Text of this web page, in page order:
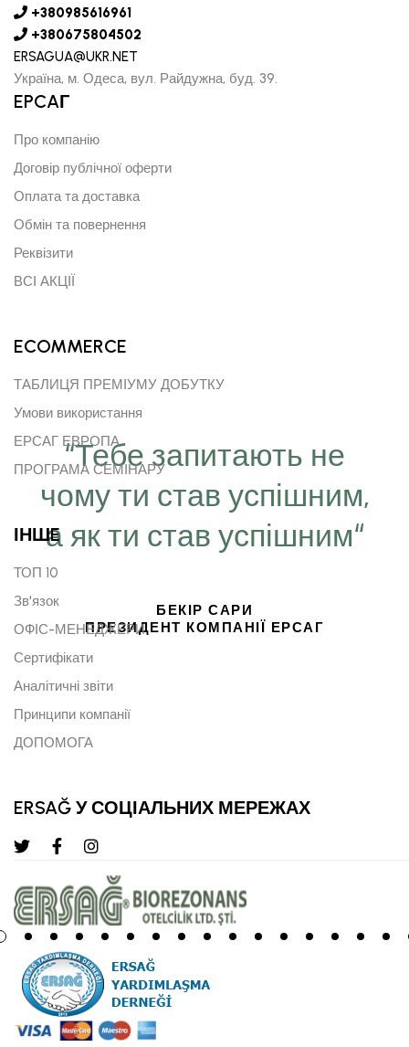
“Тебе запитають не
чому ти став успішним,
а як ти став успішним“
БЕКІР САРИ
ПРЕЗИДЕНТ КОМПАНІЇ ЕРСАГ
+380985616961
+380675804502
ERSAGUA@UKR.NET
Україна, м. Одеса, вул. Райдужна, буд. 39.
EPCAГ
Про компанію
Договір публічної оферти
Оплата та доставка
Обмін та повернення
Реквізити
ВСІ АКЦІЇ
ECOMMERCE
ТАБЛИЦЯ ПРЕМІУМУ ДОБУТКУ
Умови використання
ЕРСАГ ЕВРОПА
ПРОГРАМА СЕМІНАРУ
ІНШE
ТОП 10
Зв'язок
ОФІС-МЕНЕДЖЕРИ
Сертифікати
Аналітичні звіти
Принципи компанії
ДОПОМОГА
ERSAĞ У СОЦІАЛЬНИХ МЕРЕЖАХ